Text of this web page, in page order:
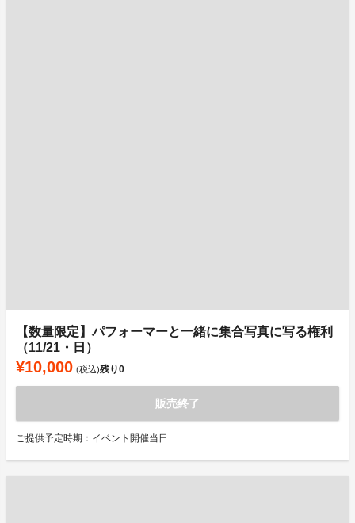
【数量限定】パフォーマーと一緒に集合写真に写る権利
（11/21・日）
¥10,000 (税込)残り0
販売終了
ご提供予定時期：イベント開催当日